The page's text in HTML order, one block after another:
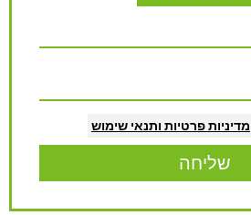
מדיניות פרטיות ותנאי שימוש
שליחה